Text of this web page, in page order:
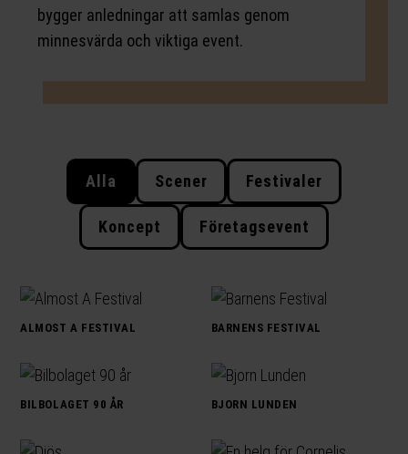
bygger anledningar att samlas genom
minnesvärda och viktiga event.
Alla Scener Festivaler
Koncept Företagsevent
ALMOST A FESTIVAL BARNENS FESTIVAL
BILBOLAGET 90 ÅR BJORN LUNDEN